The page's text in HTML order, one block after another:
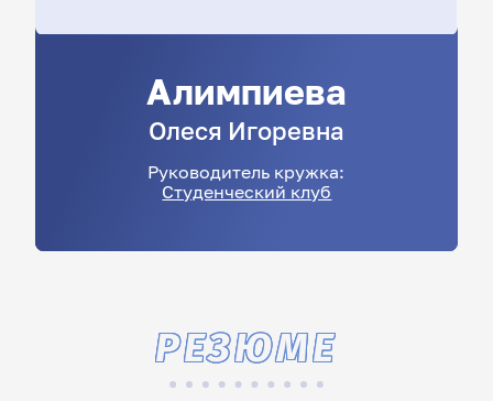
Алимпиева
Олеся Игоревна
Руководитель кружка:
Студенческий клуб
РЕЗЮМЕ